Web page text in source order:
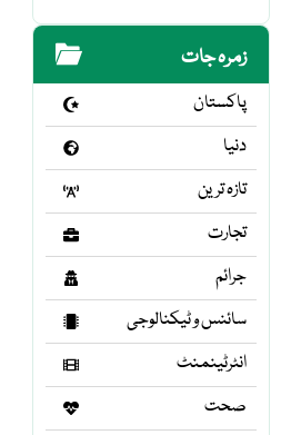
زمرہ جات
پاکستان
دنیا
تازہ ترین
تجارت
جرائم
سائنس و ٹیکنالوجی
انٹرٹینمنٹ
صحت